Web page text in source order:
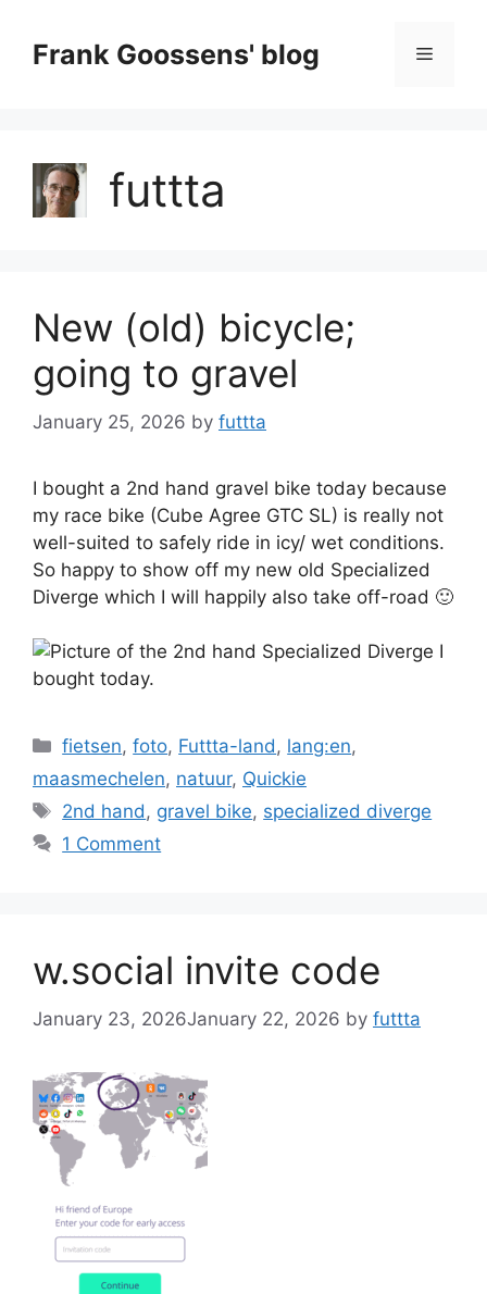
contentFrank Goossens' blog Menu
futtta
New (old) bicycle;
going to gravel
January 25, 2026 by futtta
I bought a 2nd hand gravel bike today because
my race bike (Cube Agree GTC SL) is really not
well-suited to safely ride in icy/ wet conditions.
So happy to show off my new old Specialized
Diverge which I will happily also take off-road 🙂
Categories
fietsen,foto, Futtta-land, lang:en,
maasmechelen, natuur, Quickie
Tags
2nd hand, gravel bike, specialized diverge
1 Comment
w.social invite code
January 23, 2026January 22, 2026 by futtta